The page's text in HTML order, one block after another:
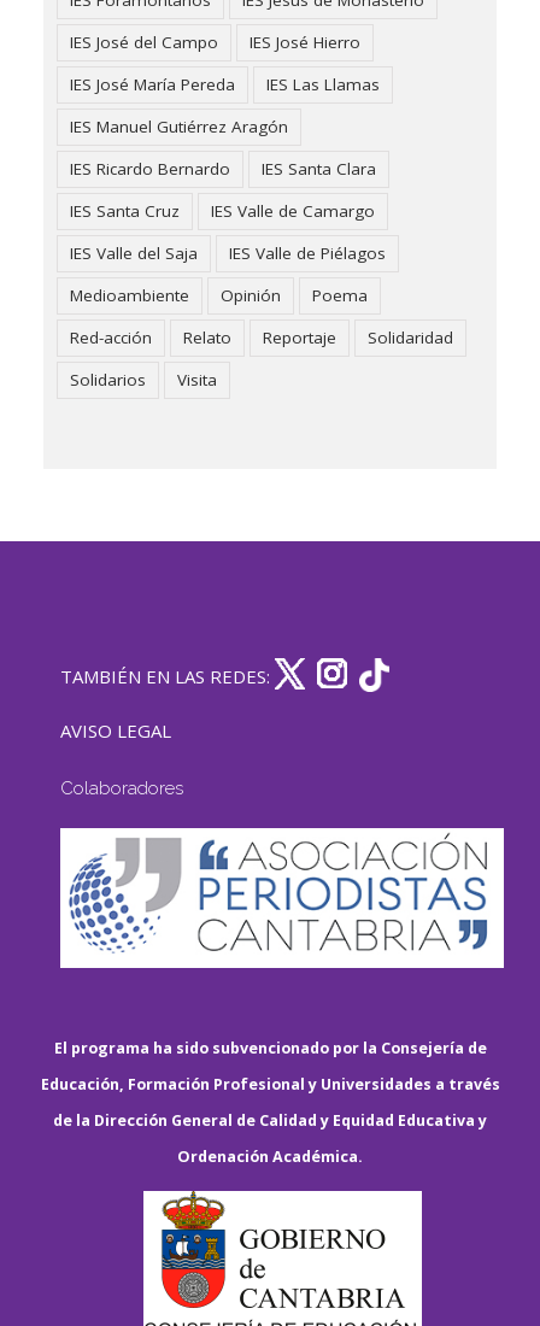
IES José del Campo
IES José Hierro
IES José María Pereda
IES Las Llamas
IES Manuel Gutiérrez Aragón
IES Ricardo Bernardo
IES Santa Clara
IES Santa Cruz
IES Valle de Camargo
IES Valle del Saja
IES Valle de Piélagos
Medioambiente
Opinión
Poema
Red-acción
Relato Reportaje
Solidaridad
Solidarios
Visita
TAMBIÉN EN LAS REDES:
AVISO LEGAL
Colaboradores
El programa ha sido subvencionado por la Consejería de
Educación, Formación Profesional y Universidades a través
de la Dirección General de Calidad y Equidad Educativa y
Ordenación Académica.